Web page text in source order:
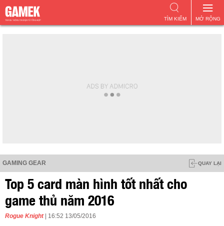
MỞ RỘNG
TÌM KIẾM
GAMING GEAR QUAY LẠI
Top 5 card màn hình tốt nhất cho
game thủ năm 2016
Rogue Knight | 16:52 13/05/2016